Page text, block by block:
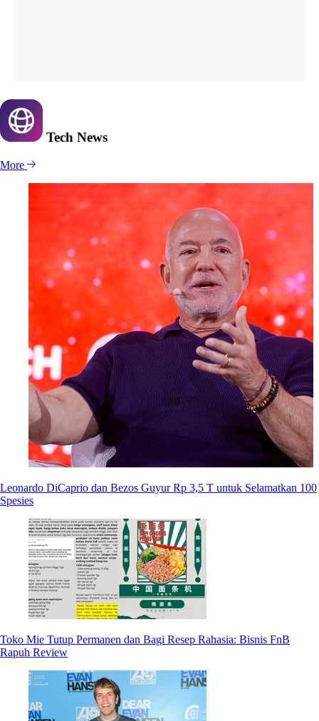
Tech News
More
Leonardo DiCaprio dan Bezos Guyur Rp 3,5 T untuk Selamatkan 100
Spesies
Toko Mie Tutup Permanen dan Bagi Resep Rahasia: Bisnis FnB
Rapuh Review